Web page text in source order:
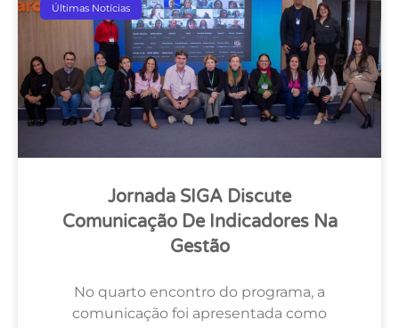
Últimas Notícias
Jornada SIGA Discute
Comunicação De Indicadores Na
Gestão
No quarto encontro do programa, a
comunicação foi apresentada como